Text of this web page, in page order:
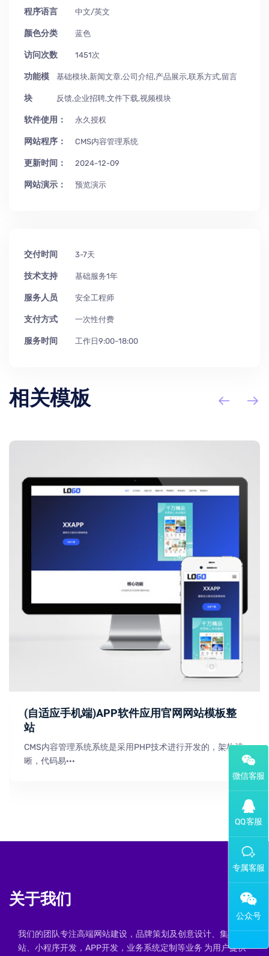
程序语言 中文/英文
颜色分类 蓝色
访问次数 1451次
功能模
块
基础模块,新闻文章,公司介绍,产品展示,联系方式,留言
反馈,企业招聘,文件下载,视频模块
软件使用： 永久授权
网站程序： CMS内容管理系统
更新时间： 2024-12-09
网站演示： 预览演示
交付时间 3-7天
技术支持 基础服务1年
服务人员 安全工程师
支付方式 一次性付费
服务时间 工作日9:00-18:00
相关模板
(自适应手机端)APP软件应用官网网站模板整
站
CMS内容管理系统系统是采用PHP技术进行开发的，架构清
晰，代码易···
关于我们
我们的团队专注高端网站建设，品牌策划及创意设计、集群建
站、小程序开发，APP开发，业务系统定制等业务 为用户提供一